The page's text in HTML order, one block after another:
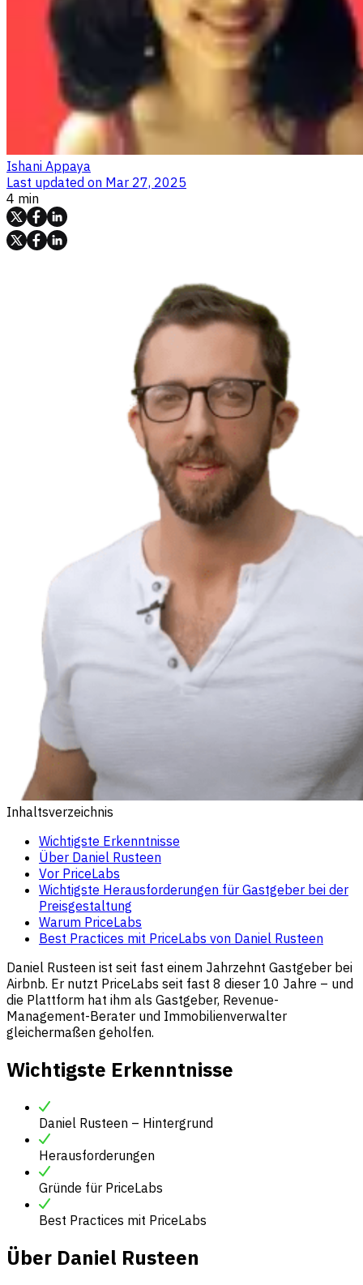
Ishani Appaya
Last updated on Mar 27, 2025
4 min
Inhaltsverzeichnis
Wichtigste Erkenntnisse
Über Daniel Rusteen
Vor PriceLabs
Wichtigste Herausforderungen für Gastgeber bei der
Preisgestaltung
Warum PriceLabs
Best Practices mit PriceLabs von Daniel Rusteen
Daniel Rusteen ist seit fast einem Jahrzehnt Gastgeber bei
Airbnb. Er nutzt PriceLabs seit fast 8 dieser 10 Jahre – und
die Plattform hat ihm als Gastgeber, Revenue-
Management-Berater und Immobilienverwalter
gleichermaßen geholfen.
Wichtigste Erkenntnisse
Daniel Rusteen – Hintergrund
Herausforderungen
Gründe für PriceLabs
Best Practices mit PriceLabs
Über Daniel Rusteen